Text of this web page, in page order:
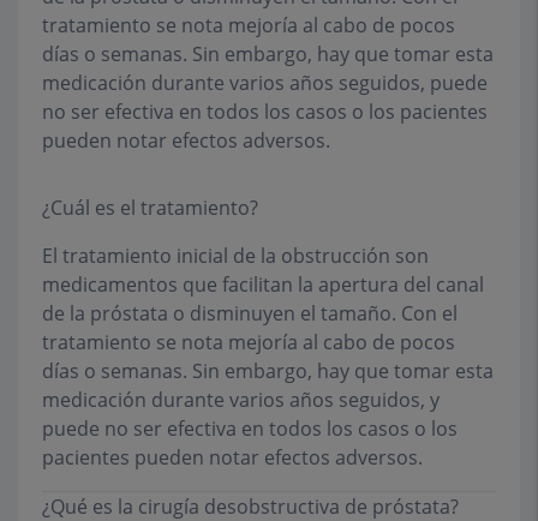
tratamiento se nota mejoría al cabo de pocos
días o semanas. Sin embargo, hay que tomar esta
medicación durante varios años seguidos, puede
no ser efectiva en todos los casos o los pacientes
pueden notar efectos adversos.
¿Cuál es el tratamiento?
El tratamiento inicial de la obstrucción son
medicamentos que facilitan la apertura del canal
de la próstata o disminuyen el tamaño. Con el
tratamiento se nota mejoría al cabo de pocos
días o semanas. Sin embargo, hay que tomar esta
medicación durante varios años seguidos, y
puede no ser efectiva en todos los casos o los
pacientes pueden notar efectos adversos.
¿Qué es la cirugía desobstructiva de próstata?